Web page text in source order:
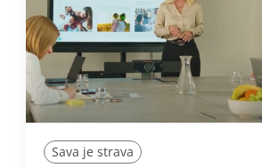
Sava je strava